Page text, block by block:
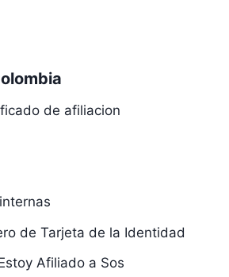
de afiliacion
de Tarjeta de la Identidad
Afiliado a Sos